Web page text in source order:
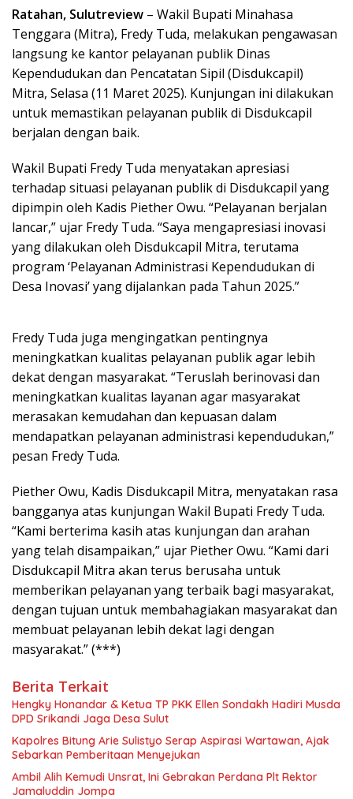
Ratahan, Sulutreview – Wakil Bupati Minahasa
Tenggara (Mitra), Fredy Tuda, melakukan pengawasan
langsung ke kantor pelayanan publik Dinas
Kependudukan dan Pencatatan Sipil (Disdukcapil)
Mitra, Selasa (11 Maret 2025). Kunjungan ini dilakukan
untuk memastikan pelayanan publik di Disdukcapil
berjalan dengan baik.
Wakil Bupati Fredy Tuda menyatakan apresiasi
terhadap situasi pelayanan publik di Disdukcapil yang
dipimpin oleh Kadis Piether Owu. “Pelayanan berjalan
lancar,” ujar Fredy Tuda. “Saya mengapresiasi inovasi
yang dilakukan oleh Disdukcapil Mitra, terutama
program ‘Pelayanan Administrasi Kependudukan di
Desa Inovasi’ yang dijalankan pada Tahun 2025.”
Fredy Tuda juga mengingatkan pentingnya
meningkatkan kualitas pelayanan publik agar lebih
dekat dengan masyarakat. “Teruslah berinovasi dan
meningkatkan kualitas layanan agar masyarakat
merasakan kemudahan dan kepuasan dalam
mendapatkan pelayanan administrasi kependudukan,”
pesan Fredy Tuda.
Piether Owu, Kadis Disdukcapil Mitra, menyatakan rasa
bangganya atas kunjungan Wakil Bupati Fredy Tuda.
“Kami berterima kasih atas kunjungan dan arahan
yang telah disampaikan,” ujar Piether Owu. “Kami dari
Disdukcapil Mitra akan terus berusaha untuk
memberikan pelayanan yang terbaik bagi masyarakat,
dengan tujuan untuk membahagiakan masyarakat dan
membuat pelayanan lebih dekat lagi dengan
masyarakat.” (***)
Berita Terkait
Hengky Honandar & Ketua TP PKK Ellen Sondakh Hadiri Musda
DPD Srikandi Jaga Desa Sulut
Kapolres Bitung Arie Sulistyo Serap Aspirasi Wartawan, Ajak
Sebarkan Pemberitaan Menyejukan
Ambil Alih Kemudi Unsrat, Ini Gebrakan Perdana Plt Rektor
Jamaluddin Jompa